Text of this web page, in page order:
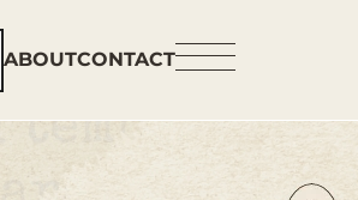
ABOUTCONTACT